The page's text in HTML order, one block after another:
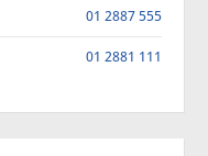
01 2887 555
01 2881 111